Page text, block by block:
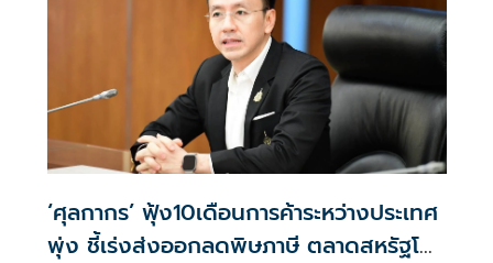
‘ศุลกากร’ ฟุ้ง10เดือนการค้าระหว่างประเทศ
พุ่ง ชี้เร่งส่งออกลดพิษภาษี ตลาดสหรัฐโต